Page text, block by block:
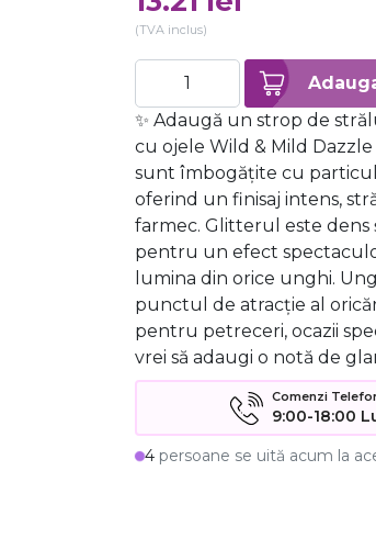
(TVA inclus)
✨ Adaugă un strop de
cu ojele Wild & Mild
sunt îmbogățite cu
oferind un finisaj intens,
farmec. Glitterul este
pentru un efect
lumina din orice unghi.
punctul de atracție al
pentru petreceri, ocazii
vrei să adaugi o notă de
Comenzi
9:00-18:00
4 persoane se uită acum la